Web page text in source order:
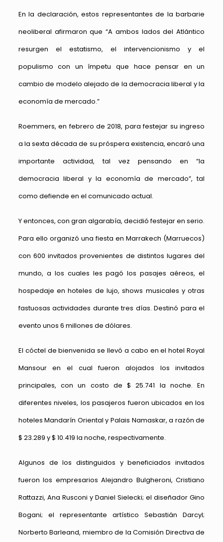
En la declaración, estos representantes de la barbarie
neoliberal afirmaron que “A ambos lados del Atlántico
resurgen el estatismo, el intervencionismo y el
populismo con un ímpetu que hace pensar en un
cambio de modelo alejado de la democracia liberal y la
economía de mercado.”
Roemmers, en febrero de 2018, para festejar su ingreso
a la sexta década de su próspera existencia, encaró una
importante actividad, tal vez pensando en “la
democracia liberal y la economía de mercado”, tal
como defiende en el comunicado actual.
Y entonces, con gran algarabía, decidió festejar en serio.
Para ello organizó una fiesta en Marrakech (Marruecos)
con 600 invitados provenientes de distintos lugares del
mundo, a los cuales les pagó los pasajes aéreos, el
hospedaje en hoteles de lujo, shows musicales y otras
fastuosas actividades durante tres días. Destinó para el
evento unos 6 millones de dólares.
El cóctel de bienvenida se llevó a cabo en el hotel Royal
Mansour en el cual fueron alojados los invitados
principales, con un costo de $ 25.741 la noche. En
diferentes niveles, los pasajeros fueron ubicados en los
hoteles Mandarín Oriental y Palais Namaskar, a razón de
$ 23.289 y $ 10.419 la noche, respectivamente.
Algunos de los distinguidos y beneficiados invitados
fueron los empresarios Alejandro Bulgheroni, Cristiano
Rattazzi, Ana Rusconi y Daniel Sielecki; el diseñador Gino
Bogani; el representante artístico Sebastián Darcyl;
Norberto Barleand, miembro de la Comisión Directiva de